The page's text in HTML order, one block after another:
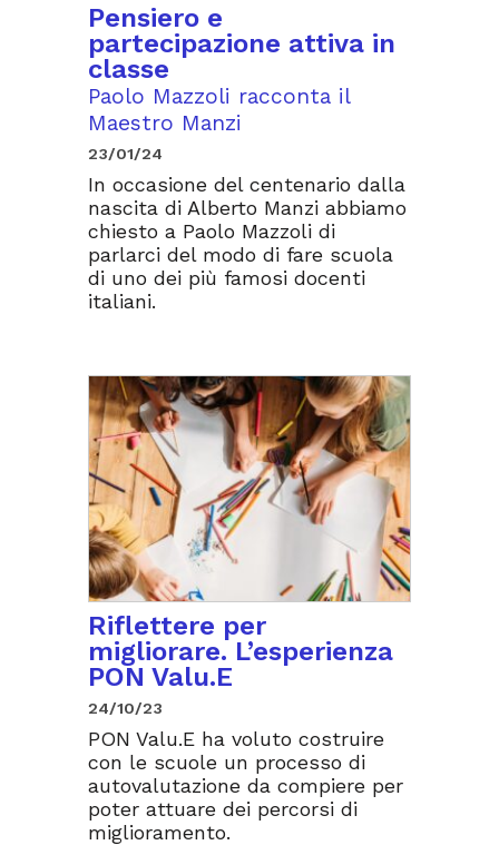
Pensiero e
partecipazione attiva in
classe
Paolo Mazzoli racconta il
Maestro Manzi
23/01/24
In occasione del centenario dalla
nascita di Alberto Manzi abbiamo
chiesto a Paolo Mazzoli di
parlarci del modo di fare scuola
di uno dei più famosi docenti
italiani.
Riflettere per
migliorare. L’esperienza
PON Valu.E
24/10/23
PON Valu.E ha voluto costruire
con le scuole un processo di
autovalutazione da compiere per
poter attuare dei percorsi di
miglioramento.